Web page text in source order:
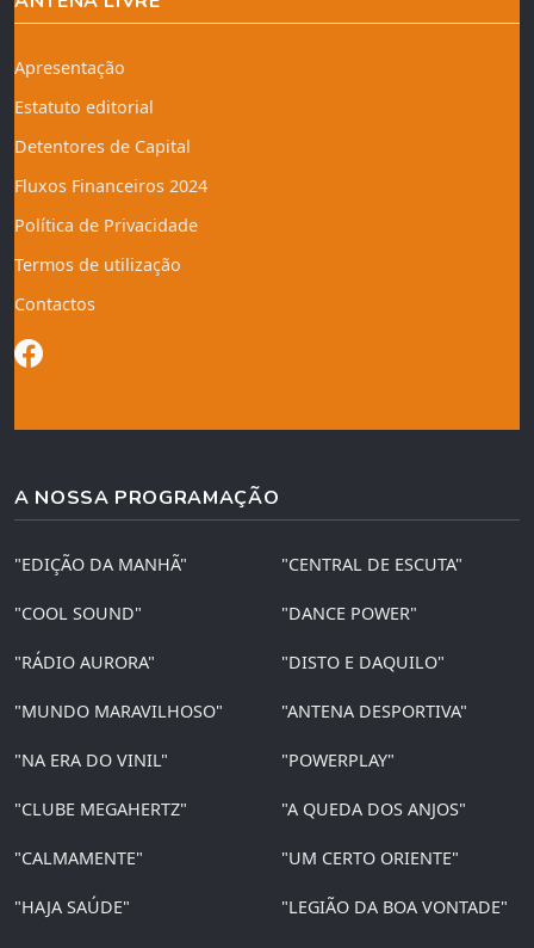
Apresentação
Estatuto editorial
Detentores de Capital
Fluxos Financeiros 2024
Política de Privacidade
Termos de utilização
Contactos
A NOSSA PROGRAMAÇÃO
"EDIÇÃO DA MANHÃ" "CENTRAL DE ESCUTA"
"COOL SOUND" "DANCE POWER"
"RÁDIO AURORA" "DISTO E DAQUILO"
"MUNDO MARAVILHOSO" "ANTENA DESPORTIVA"
"NA ERA DO VINIL" "POWERPLAY"
"CLUBE MEGAHERTZ" "A QUEDA DOS ANJOS"
"CALMAMENTE" "UM CERTO ORIENTE"
"HAJA SAÚDE" "LEGIÃO DA BOA VONTADE"